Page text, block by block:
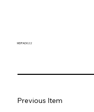
MDPAD022
Previous Item